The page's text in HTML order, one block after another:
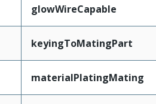
glowWireCapable
keyingToMatingPart
materialPlatingMating